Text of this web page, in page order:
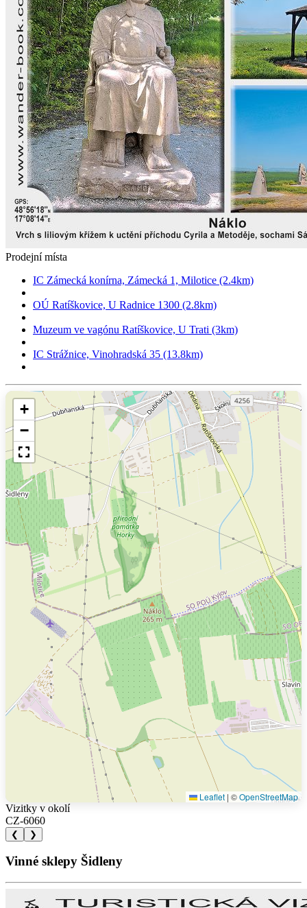
Prodejní místa
IC Zámecká konírna, Zámecká 1, Milotice (2.4km)
OÚ Ratíškovice, U Radnice 1300 (2.8km)
Muzeum ve vagónu Ratíškovice, U Trati (3km)
IC Strážnice, Vinohradská 35 (13.8km)
+
−
Leaflet | ©OpenStreetMap
Vizitky v okolí
CZ-6060
❮ ❯
Vinné sklepy Šidleny